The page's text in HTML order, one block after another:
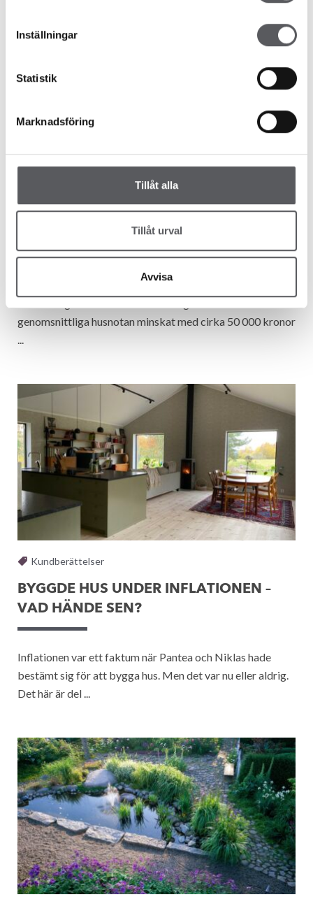
Inställningar
Statistik
Marknadsföring
Tillåt alla
Tillåt urval
Avvisa
DÄRFÖR ÄR DET ENKLARE OCH
SMARTARE ATT ÄGA HUS 2025
Att bo i hus har blivit betydligt mer fördelaktigt under
genomsnittliga husnotan minskat med cirka 50 000 kronor
...
Kundberättelser
BYGGDE HUS UNDER INFLATIONEN –
VAD HÄNDE SEN?
Inflationen var ett faktum när Pantea och Niklas hade
bestämt sig för att bygga hus. Men det var nu eller aldrig.
Det här är del ...